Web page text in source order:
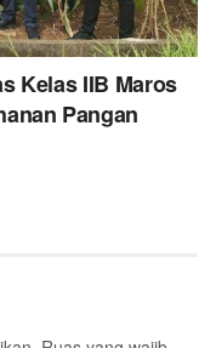
Kelas IIB Maros
Pangan